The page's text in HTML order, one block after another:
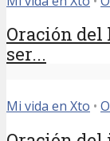
Oración del
ser...
Mi vida en Xto •